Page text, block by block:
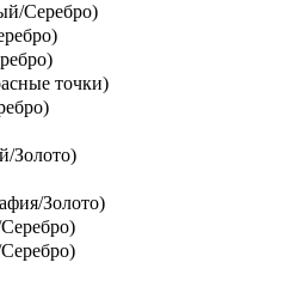
Серебро)
точки)
Золото)
Золото)